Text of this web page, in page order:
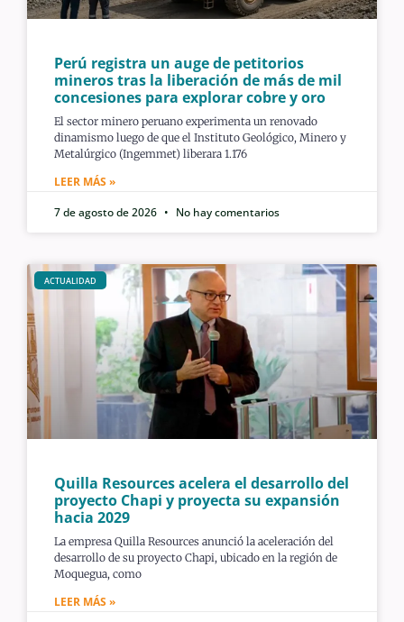
Perú registra un auge de petitorios
mineros tras la liberación de más de mil
concesiones para explorar cobre y oro
El sector minero peruano experimenta un renovado
dinamismo luego de que el Instituto Geológico, Minero y
Metalúrgico (Ingemmet) liberara 1.176
LEER MÁS »
7 de agosto de 2026
No hay comentarios
ACTUALIDAD
Quilla Resources acelera el desarrollo del
proyecto Chapi y proyecta su expansión
hacia 2029
La empresa Quilla Resources anunció la aceleración del
desarrollo de su proyecto Chapi, ubicado en la región de
Moquegua, como
LEER MÁS »